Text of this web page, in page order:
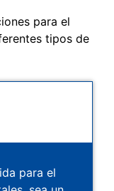
para el
tipos de
para el